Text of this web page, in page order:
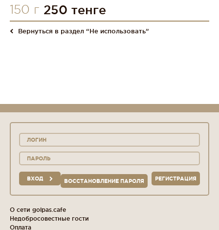
150 г 250 тенге
Вернуться в раздел “Не использовать”
ВХОД РЕГИСТРАЦИЯ
ВОССТАНОВЛЕНИЕ ПАРОЛЯ
О сети golpas.cafe
Недобросовестные гости
Оплата